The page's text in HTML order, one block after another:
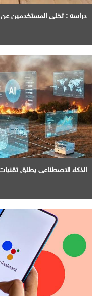
دراسه : تخلي المستخدمين
الذكاء الاصطناعي يطلق تقنيات